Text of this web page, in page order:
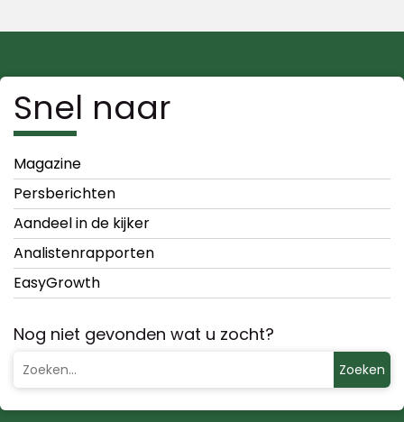
Snel naar
Magazine
Persberichten
Aandeel in de kijker
Analistenrapporten
EasyGrowth
Nog niet gevonden wat u zocht?
Zoeken